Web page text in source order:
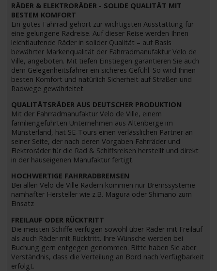
RÄDER & ELEKTRORÄDER - SOLIDE QUALITÄT MIT
BESTEM KOMFORT
Ein gutes Fahrrad gehört zur wichtigsten Ausstattung für
eine gelungene Radreise. Auf dieser Reise werden Ihnen
leichtlaufende Räder in solider Qualität – auf Basis
bewährter Markenqualität der Fahrradmanufaktur Velo de
Ville, angeboten. Mit tiefen Einstiegen garantieren Sie auch
dem Gelegenheitsfahrer ein sicheres Gefühl. So wird Ihnen
besten Komfort und natürlich Sicherheit auf Straßen und
Radwege gewährleitet.
QUALITÄTSRÄDER AUS DEUTSCHER PRODUKTION
Mit der Fahrradmanufaktur Velo de Ville, einem
familiengeführten Unternehmen aus Altenberge im
Münsterland, hat SE-Tours einen verlässlichen Partner an
seiner Seite, der nach deren Vorgaben Fahrräder und
Elektroräder für die Rad & Schiffsreisen herstellt und direkt
in der hauseigenen Manufaktur fertigt.
HOCHWERTIGE FAHRRADBREMSEN
Bei allen Velo de Ville Rädern kommen nur Bremssysteme
namhafter Hersteller wie z.B. Magura oder Shimano zum
Einsatz
FREILAUF ODER RÜCKTRITT
Die meisten Schiffe verfügen sowohl über Räder mit Freilauf
als auch Räder mit Rücktritt. Ihre Wünsche werden bei
Buchung gern entgegen genommen. Bitte haben Sie aber
Verständnis, dass die Verteilung an Bord nach Verfügbarkeit
erfolgt.